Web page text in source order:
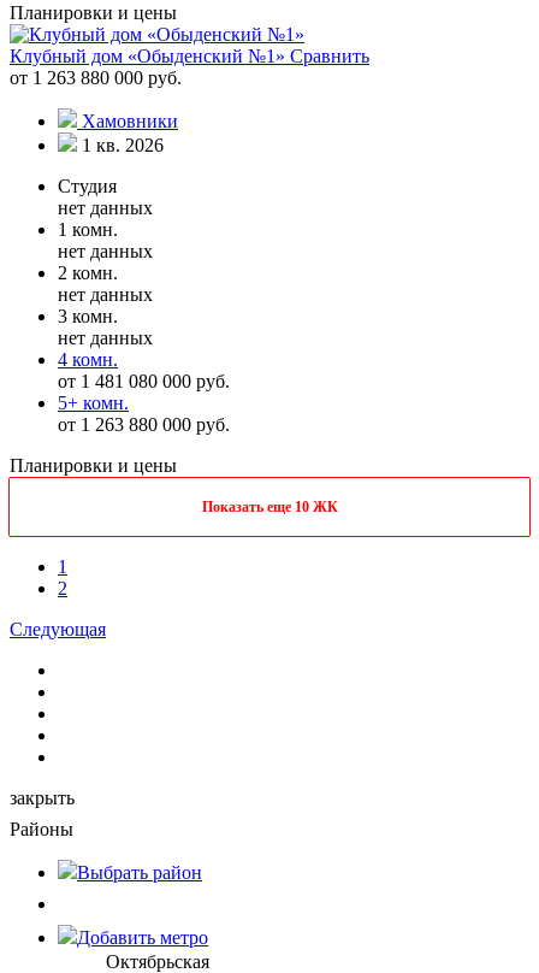
Планировки и цены
Клубный дом «Обыденский №1» Сравнить
от 1 263 880 000 руб.
Хамовники
1 кв. 2026
Студия
нет данных
1 комн.
нет данных
2 комн.
нет данных
3 комн.
нет данных
4 комн.
от 1 481 080 000 руб.
5+ комн.
от 1 263 880 000 руб.
Планировки и цены
Показать еще 10 ЖК
1
2
Следующая
закрыть
Районы
Выбрать район
Добавить метро
Октябрьская